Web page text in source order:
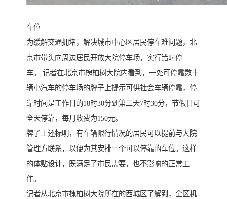
车位
为缓解交通拥堵，解决城市中心区居民停车难问题，北
京市带头向周边居民开放大院停车场，实行错时停
车。 记者在北京市槐柏树大院内看到，一处可停靠数十
辆小汽车的停车场的牌子上提示可供社会车辆停靠，停
靠时间是工作日的18时30分到第二天7时30分，节假日可
全天停靠，每月收费为150元。
牌子上还标明，有车辆限行情况的居民可以提前与大院
管理方联系，以便为其安排一个可以停靠的车位。这样
的体贴设计，既满足了市民需要，也不影响的正常工
作。
记者从北京市槐柏树大院所在的西城区了解到，全区机